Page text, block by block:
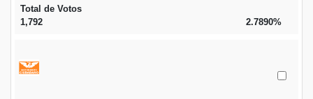
Total de Votos
1,792
2.7890%